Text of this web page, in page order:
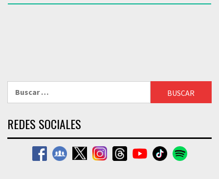
REDES SOCIALES